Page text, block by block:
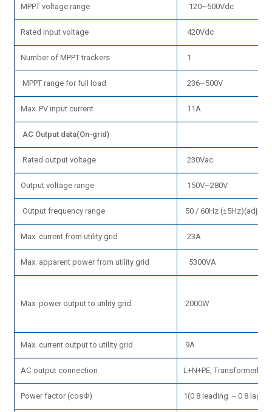
MPPT voltage range 120~500Vdc
Rated input voltage 420Vdc
Number of MPPT trackers 1
MPPT range for full load 236~500V
Max. PV input current 11A
AC Output data(On-grid)
Rated output voltage 230Vac
Output voltage range 150V~280V
Output frequency range 50 / 60Hz
Max. current from utility grid 23A
Max. apparent power from utility grid 5300VA
Max. power output to utility grid 2000W
Max. current output to utility grid 9A
AC output connection L+N+PE, Transformerless
Power factor (cosФ) 1(0.8 leading ～0.8